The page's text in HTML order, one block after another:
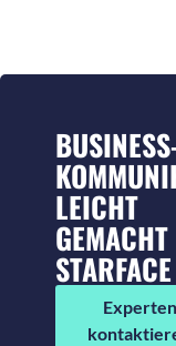
LEICHT
STARFACE
Experten